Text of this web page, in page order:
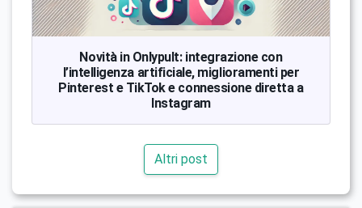
Novità in Onlypult: integrazione con
l’intelligenza artificiale, miglioramenti per
Pinterest e TikTok e connessione diretta a
Instagram
Altri post